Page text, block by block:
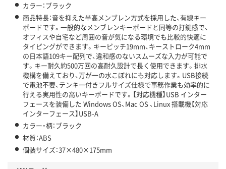
カラー：ブラック
商品特長：音を抑えた半高メンブレン方式を採用した、有線キー
ボードです。一般的なメンブレンキーボードと同等の打鍵感で、
オフィスや自宅など周囲の音が気になる環境でも比較的快適に
タイピングができます。キーピッチ19mm、キーストローク4mm
の日本語109キー配列で、違和感のないスムーズな入力が可能で
す。キー耐久約500万回の高耐久設計で長く使用できます。排水
機構を備えており、万が一の水こぼれにも対応します。USB接続
で電池不要、テンキー付きフルサイズ仕様で事務作業も効率的に
行える実用性の高いキーボードです。【対応機種】USB インター
フェースを装備した Windows OS、Mac OS 、Linux 搭載機【対応
インターフェース】USB-A
カラー・柄：ブラック
材質：ABS
個装サイズ：37×480×175mm